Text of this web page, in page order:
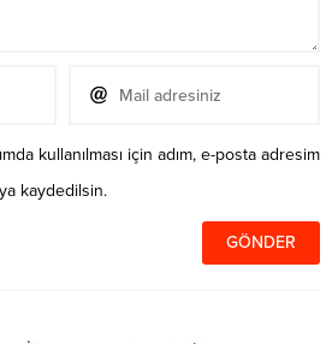
kullanılması için adım, e-posta adresim
kaydedilsin.